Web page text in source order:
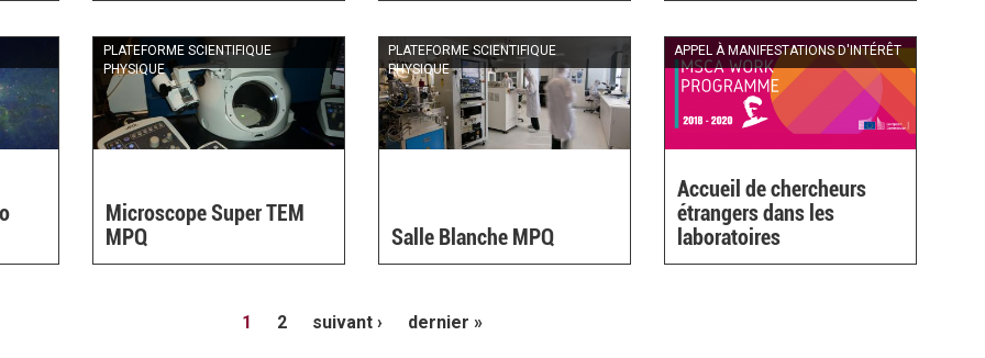
PLATEFORME SCIENTIFIQUE
PHYSIQUE
Microscope Super TEM
MPQ
PLATEFORME SCIENTIFIQUE
PHYSIQUE
Salle Blanche MPQ
APPEL À MANIFESTATIONS D'INTÉRÊT
Accueil de chercheurs
étrangers dans les
laboratoires
1 2 suivant › dernier »